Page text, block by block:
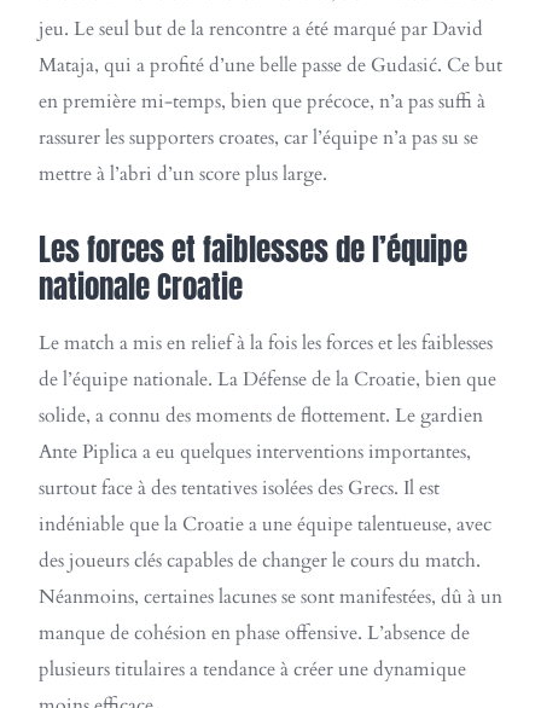
jeu. Le seul but de la rencontre a été marqué par David
Mataja, qui a profité d’une belle passe de Gudasić. Ce but
en première mi-temps, bien que précoce, n’a pas suffi à
rassurer les supporters croates, car l’équipe n’a pas su se
mettre à l’abri d’un score plus large.
Les forces et faiblesses de l’équipe
nationale Croatie
Le match a mis en relief à la fois les forces et les faiblesses
de l’équipe nationale. La Défense de la Croatie, bien que
solide, a connu des moments de flottement. Le gardien
Ante Piplica a eu quelques interventions importantes,
surtout face à des tentatives isolées des Grecs. Il est
indéniable que la Croatie a une équipe talentueuse, avec
des joueurs clés capables de changer le cours du match.
Néanmoins, certaines lacunes se sont manifestées, dû à un
manque de cohésion en phase offensive. L’absence de
plusieurs titulaires a tendance à créer une dynamique